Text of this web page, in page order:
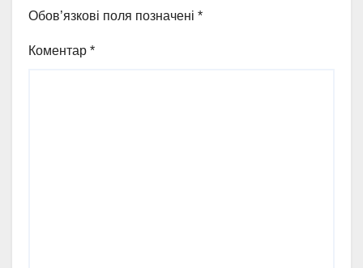
Обов’язкові поля позначені *
Коментар *